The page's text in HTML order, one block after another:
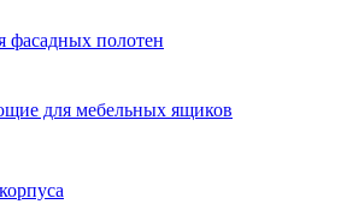
фасадных полотен
для мебельных ящиков